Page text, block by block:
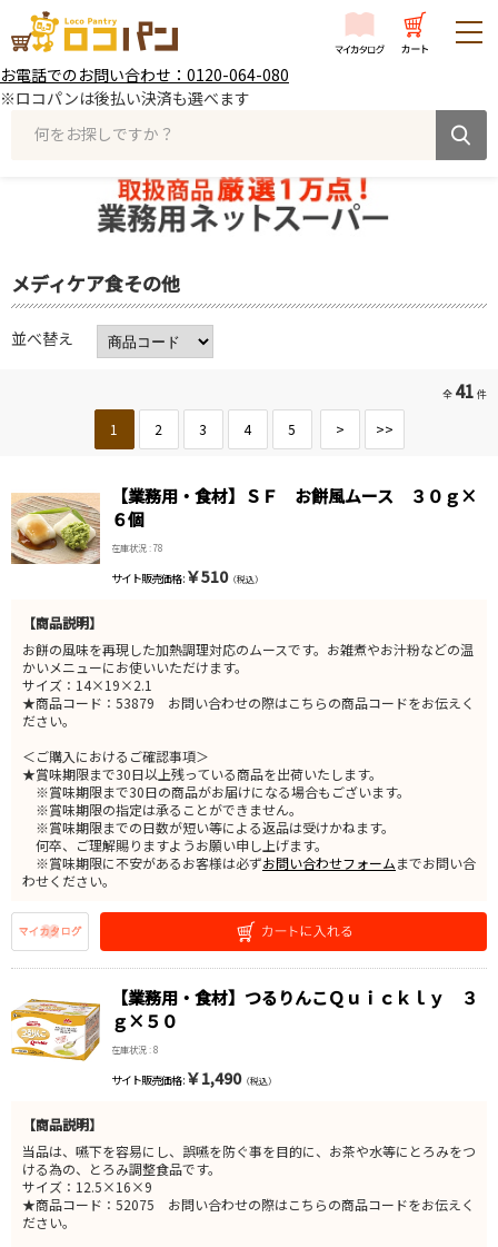
お電話でのお問い合わせ：0120-064-080
※ロコパンは後払い決済も選べます
何をお探しですか？
メディケア食その他
並べ替え
全 41 件
1 2 3 4 5 > >>
【業務用・食材】ＳＦ お餅風ムース ３０ｇ×
６個
在庫状況 : 78
サイト販売価格 : ￥510（税込）
【商品説明】
お餅の風味を再現した加熱調理対応のムースです。お雑煮やお汁粉などの温
かいメニューにお使いいただけます。
サイズ：14×19×2.1
★商品コード：53879 お問い合わせの際はこちらの商品コードをお伝えく
ださい。
＜ご購入におけるご確認事項＞
★賞味期限まで30日以上残っている商品を出荷いたします。
※賞味期限まで30日の商品がお届けになる場合もございます。
※賞味期限の指定は承ることができません。
※賞味期限までの日数が短い等による返品は受けかねます。
何卒、ご理解賜りますようお願い申し上げます。
※賞味期限に不安があるお客様は必ずお問い合わせフォームまでお問い合
わせください。
【業務用・食材】つるりんこＱｕｉｃｋｌｙ ３
ｇ×５０
在庫状況 : 8
サイト販売価格 : ￥1,490（税込）
【商品説明】
当品は、嚥下を容易にし、誤嚥を防ぐ事を目的に、お茶や水等にとろみをつ
ける為の、とろみ調整食品です。
サイズ：12.5×16×9
★商品コード：52075 お問い合わせの際はこちらの商品コードをお伝えく
ださい。